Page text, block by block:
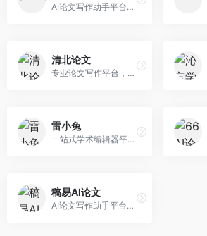
AI论文写作助手平台，提供智能化的学术写作支持。面向大学生和研究人员，支持多种学科论文生成，提供参考文献管理和格式规范服务，写作效率高。
清北论文
专业论文写作平台，依托高校学术资源。面向本科生和研究生，提供论文指导、写作辅助、查重检测等服务，学术规范性强，适合追求高质量论文的用户。
雷小兔
一站式学术编辑器平台，覆盖论文写作全流程。面向高校学生和科研人员，提供选题分析、文献检索、论文生成、查重降重等服务，操作流程清晰，学术写作效率显著提升。
稿易AI论文
AI论文写作助手平台，提供智能化学术写作支持。面向高校学生，支持多种论文类型生成，提供参考文献管理和格式规范服务，操作流程简单。